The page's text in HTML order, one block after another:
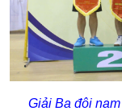
Giải Ba đôi